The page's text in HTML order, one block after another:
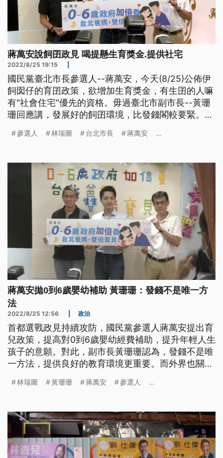
蔣萬安說飼囝政見 喝提懸生育獎金.提供社宅
2022/8/25 19:15
國民黨臺北市長參選人--蔣萬安，今天(8/25)公佈伊
飼囡仔的育囝政策，欲增加生育獎金，有生囝的人嘛
有"社會住宅"優先的資格。毋過臺北市副市長--黃珊
珊回應講，發展好的飼囝環境，比發錢閣較要緊。抑
無黨籍的議員--林瑞圖，爭取支持。
參選人 林瑞圖 台北市長 蔣萬安 ...
蔣萬安拋0到6歲嬰幼補助 黃珊珊：發錢不是唯一方
法
2022/8/25 12:56 政治
首都選戰政見持續攻防，國民黨參選人蔣萬安提出育
兒政策，提高對0到6歲嬰幼經費補助，提升年輕人生
孩子的意願。對此，副市長黃珊珊認為，發錢不是唯
一方法，提供良好的教育環境更重要。而外界也關注
中強調，會努力用政見爭取選民支持。
林瑞圖 黃珊珊 蔣萬安 參選人 ...